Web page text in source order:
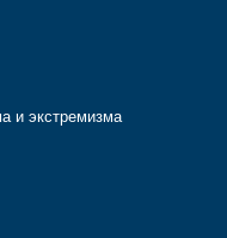
и экстремизма